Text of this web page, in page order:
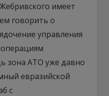
имеет
говорить о
управления
зона АТО уже давно
евразийской
с